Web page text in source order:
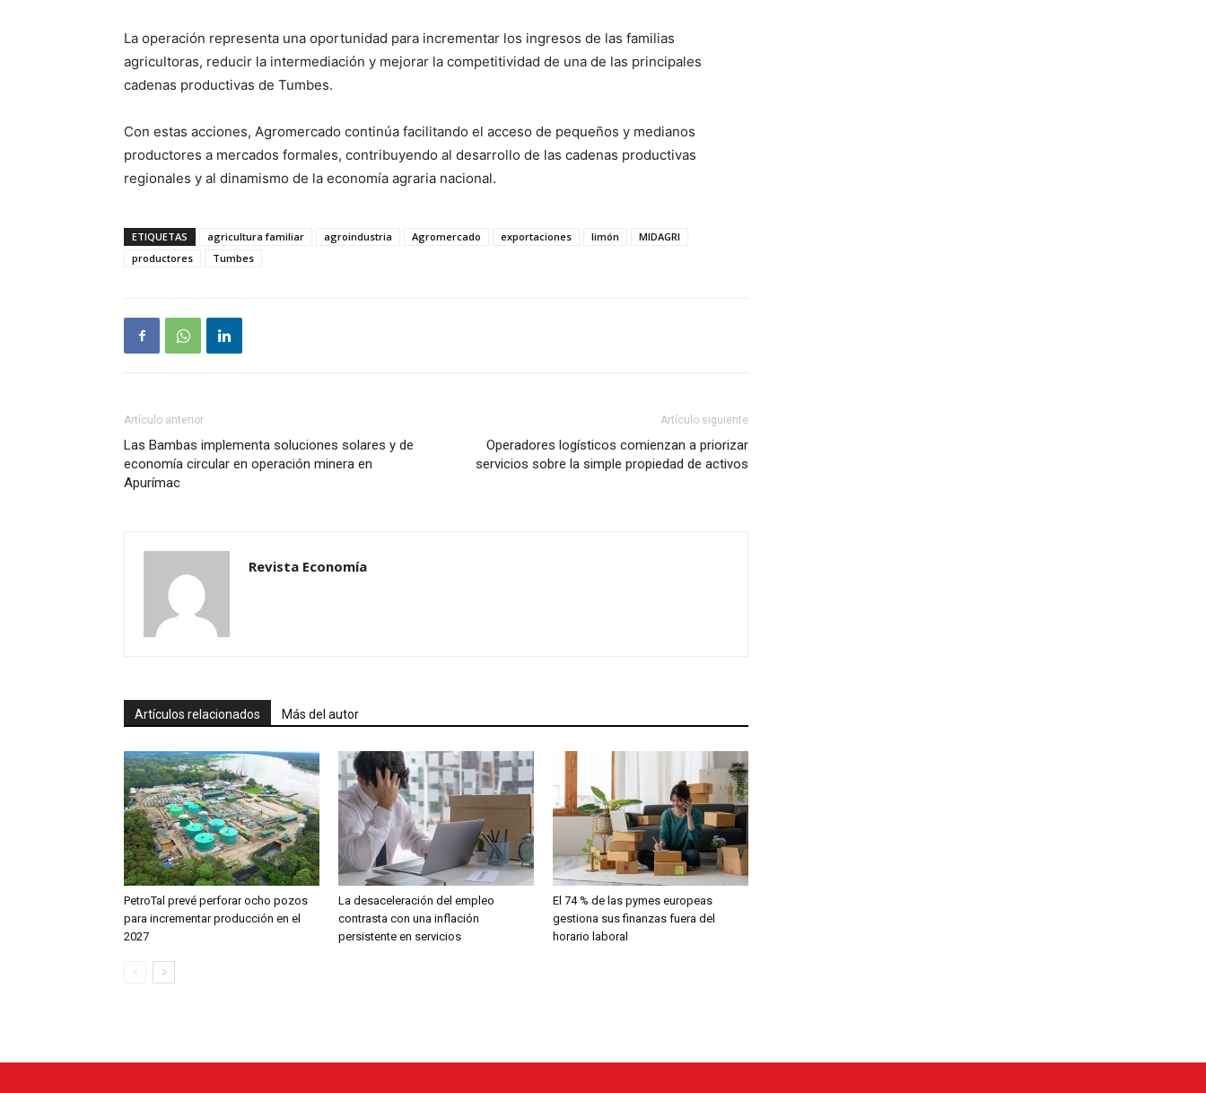
La operación representa una oportunidad para incrementar los ingresos de las familias
agricultoras, reducir la intermediación y mejorar la competitividad de una de las principales
cadenas productivas de Tumbes.
Con estas acciones, Agromercado continúa facilitando el acceso de pequeños y medianos
productores a mercados formales, contribuyendo al desarrollo de las cadenas productivas
regionales y al dinamismo de la economía agraria nacional.
ETIQUETAS agricultura familiar agroindustria Agromercado exportaciones limón
MIDAGRI
productores
Tumbes
Artículo anterior
Las Bambas implementa soluciones solares y de
economía circular en operación minera en
Apurímac
Artículo siguiente
Operadores logísticos comienzan a priorizar
servicios sobre la simple propiedad de activos
Revista Economía
Artículos relacionados Más del autor
PetroTal prevé perforar ocho pozos
para incrementar producción en el
2027
La desaceleración del empleo
contrasta con una inflación
persistente en servicios
El 74 % de las pymes europeas
gestiona sus finanzas fuera del
horario laboral